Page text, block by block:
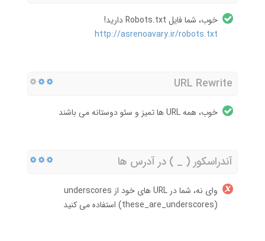
خوب، شما فایل Robots.txt دارید!
http://asrenoavary.ir/robots.txt
URL Rewrite
خوب، همه URL ها تمیز و سئو دوستانه می باشند
آندراسکور ( _ ) در آدرس ها
وای نه، شما در URL های خود از underscores
(these_are_underscores) استفاده می کنید